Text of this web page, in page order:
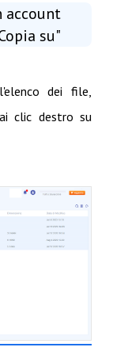
account
su"
dei file,
clic destro su